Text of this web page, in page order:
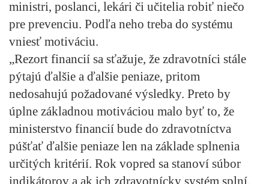
ministri, poslanci, lekári či učitelia robiť niečo
pre prevenciu. Podľa neho treba do systému
vniesť motiváciu.
„Rezort financií sa sťažuje, že zdravotníci stále
pýtajú ďalšie a ďalšie peniaze, pritom
nedosahujú požadované výsledky. Preto by
úplne základnou motiváciou malo byť to, že
ministerstvo financií bude do zdravotníctva
púšťať ďalšie peniaze len na základe splnenia
určitých kritérií. Rok vopred sa stanoví súbor
indikátorov a ak ich zdravotnícky systém splní,